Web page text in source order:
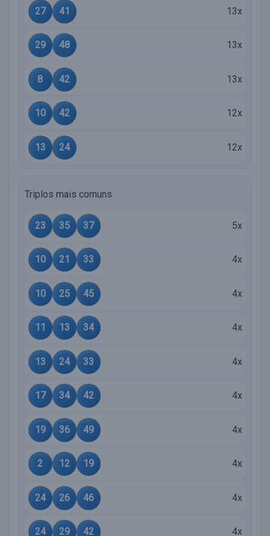
27 41 13x
29 48 13x
8 42 13x
10 42 12x
13 24 12x
Triplos mais comuns
23 35 37 5x
10 21 33 4x
10 25 45 4x
11 13 34 4x
13 24 33 4x
17 34 42 4x
19 36 49 4x
2 12 19 4x
24 26 46 4x
24 29 42 4x